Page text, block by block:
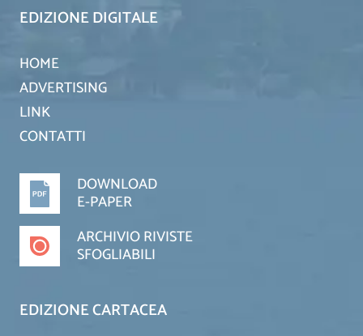
EDIZIONE DIGITALE
HOME
ADVERTISING
LINK
CONTATTI
DOWNLOAD
E-PAPER
ARCHIVIO RIVISTE
SFOGLIABILI
EDIZIONE CARTACEA